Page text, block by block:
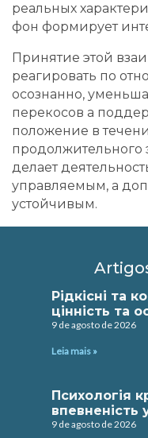
реальных
фон формирует
Принятие этой
реагировать по
осознанно,
перекосов а
положение в
продолжительного
делает
управляемым, а
устойчивым.
Рідкісні та
цінність та
9 de agosto de 2026
Leia mais »
Психологія
впевненість
9 de agosto de 2026